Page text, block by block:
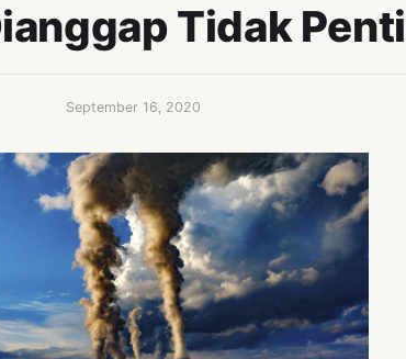
Tidak
September 16, 2020